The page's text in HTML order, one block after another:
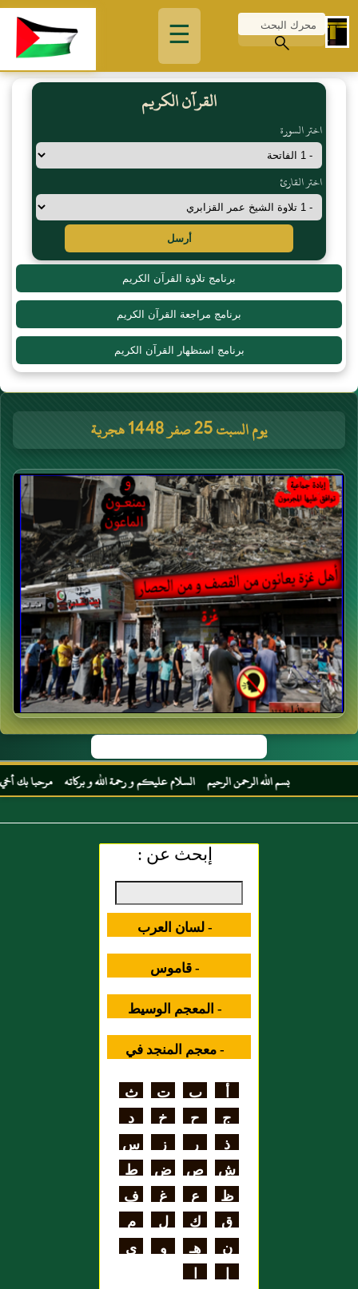
☰
القرآن الكريم
اختر السورة
اختر القارئ
أرسل
برنامج تلاوة القرآن الكريم
برنامج مراجعة القرآن الكريم
برنامج استظهار القرآن الكريم
يوم السبت 25 صفر 1448 هجرية
بسم الله الرحمن الرحيم السلام عليكم و رحمة الله و بركاته مرحبا بك أخي
إبحث عن :
- لسان العرب
- قاموس
المصطلحات العلمية
- المعجم الوسيط
- معجم المنجد في
علي بن الحسن
الهنائي الأزدي
أ ب ت
ث
ج
ح خ
د
ذ
ر ز
س
ش ص ض
ط
ظ
ع غ
ف
ق
ك ل
م
ن
هـ و
ي
إ
ا